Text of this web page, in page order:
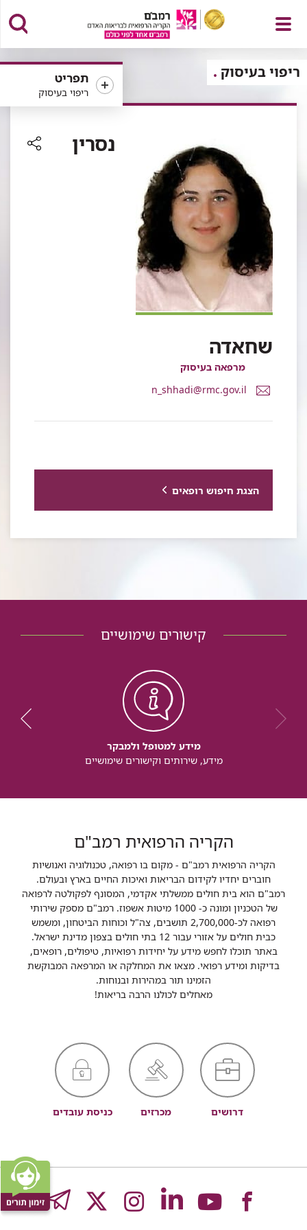
פתח
תפריט
תפריט
ריפוי בעיסוק
ריפוי בעיסוק
נסרין
שחאדה
מרפאה בעיסוק
דואר
n_shhadi@rmc.gov.il
הצגת חיפוש רופאים
קישורים שימושיים
מידע למטופל ולמבקר
מידע, שירותים וקישורים שימושיים
הקריה הרפואית רמב"ם
הקריה הרפואית רמב"ם - מקום בו רפואה, טכנולוגיה ואנושיות
חוברים יחדיו לקידום הבריאות ואיכות החיים בארץ ובעולם.
רמב"ם הוא בית חולים ממשלתי אקדמי, המסונף לפקולטה לרפואה
של הטכניון ומונה כ- 1000 מיטות אשפוז. רמב"ם מספק שירותי
רפואה לכ-2,700,000 תושבים, צה"ל וכוחות הביטחון, ומשמש
כבית חולים על אזורי עבור 12 בתי חולים בצפון מדינת ישראל.
באתר תוכלו לחפש מידע על יחידות רפואיות, טיפולים, רופאים,
בדיקות ומידע רפואי. מצאו את המחלקה או המרפאה המבוקשת
הזמינו תור במהירות ובנוחות.
מאחלים לכולנו הרבה בריאות!
דרושים מכרזים כניסת עובדים
לעמוד
לעמוד
לעמוד
לעמוד
לעמוד